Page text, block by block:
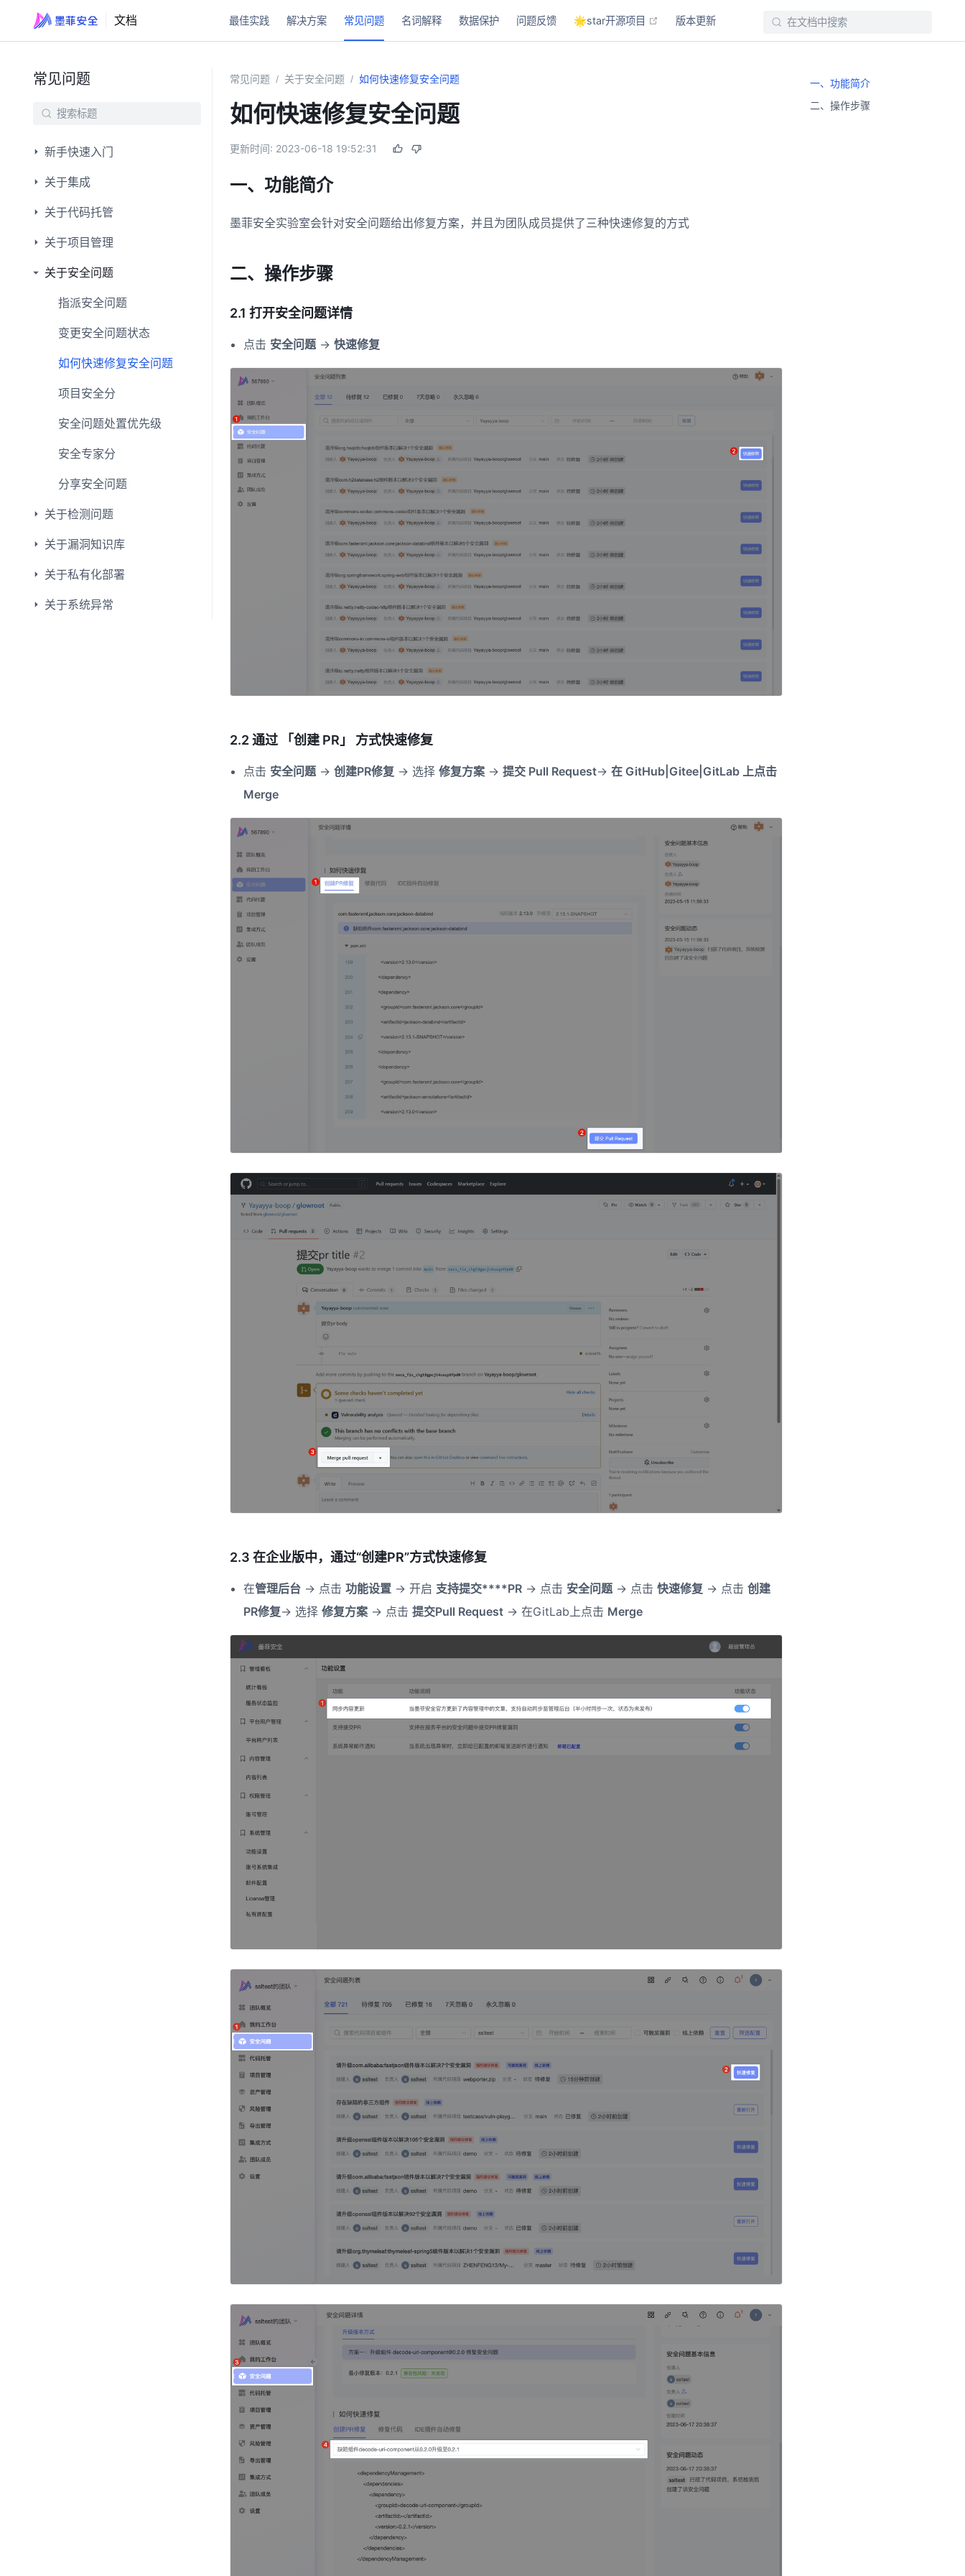
文档 最佳实践 解决方案 常见问题 名词解释 数据保护 问题反馈 🌟star开源项目 (opens new window)
版本更新
常见问题
新手快速入门
关于集成
关于代码托管
关于项目管理
关于安全问题
指派安全问题
变更安全问题状态
如何快速修复安全问题
项目安全分
安全问题处置优先级
安全专家分
分享安全问题
关于检测问题
关于漏洞知识库
关于私有化部署
关于系统异常
常见问题 / 关于安全问题 / 如何快速修复安全问题
如何快速修复安全问题
更新时间: 2023-06-18 19:52:31
一、功能简介
墨菲安全实验室会针对安全问题给出修复方案，并且为团队成员提供了三种快速修复的方式
二、操作步骤
2.1 打开安全问题详情
点击 安全问题 ->快速修复
2.2 通过 「创建 PR」 方式快速修复
点击 安全问题 ->创建PR修复 -> 选择修复方案 ->提交 Pull Request->在 GitHub|Gitee|GitLab 上点击
Merge
2.3 在企业版中，通过“创建PR”方式快速修复
在管理后台 -> 点击功能设置 -> 开启 支持提交****PR -> 点击 安全问题 -> 点击快速修复 -> 点击创建
PR修复-> 选择修复方案 -> 点击提交Pull Request -> 在GitLab上点击 Merge
一、功能简介
二、操作步骤